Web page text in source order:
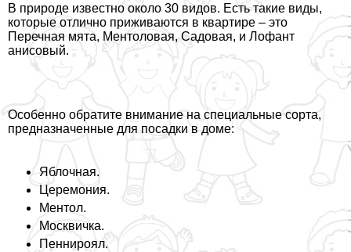
В природе известно около 30 видов. Есть такие виды,
которые отлично приживаются в квартире – это
Перечная мята, Ментоловая, Садовая, и Лофант
анисовый.
Особенно обратите внимание на специальные сорта,
предназначенные для посадки в доме:
Яблочная.
Церемония.
Ментол.
Москвичка.
Пеннироял.